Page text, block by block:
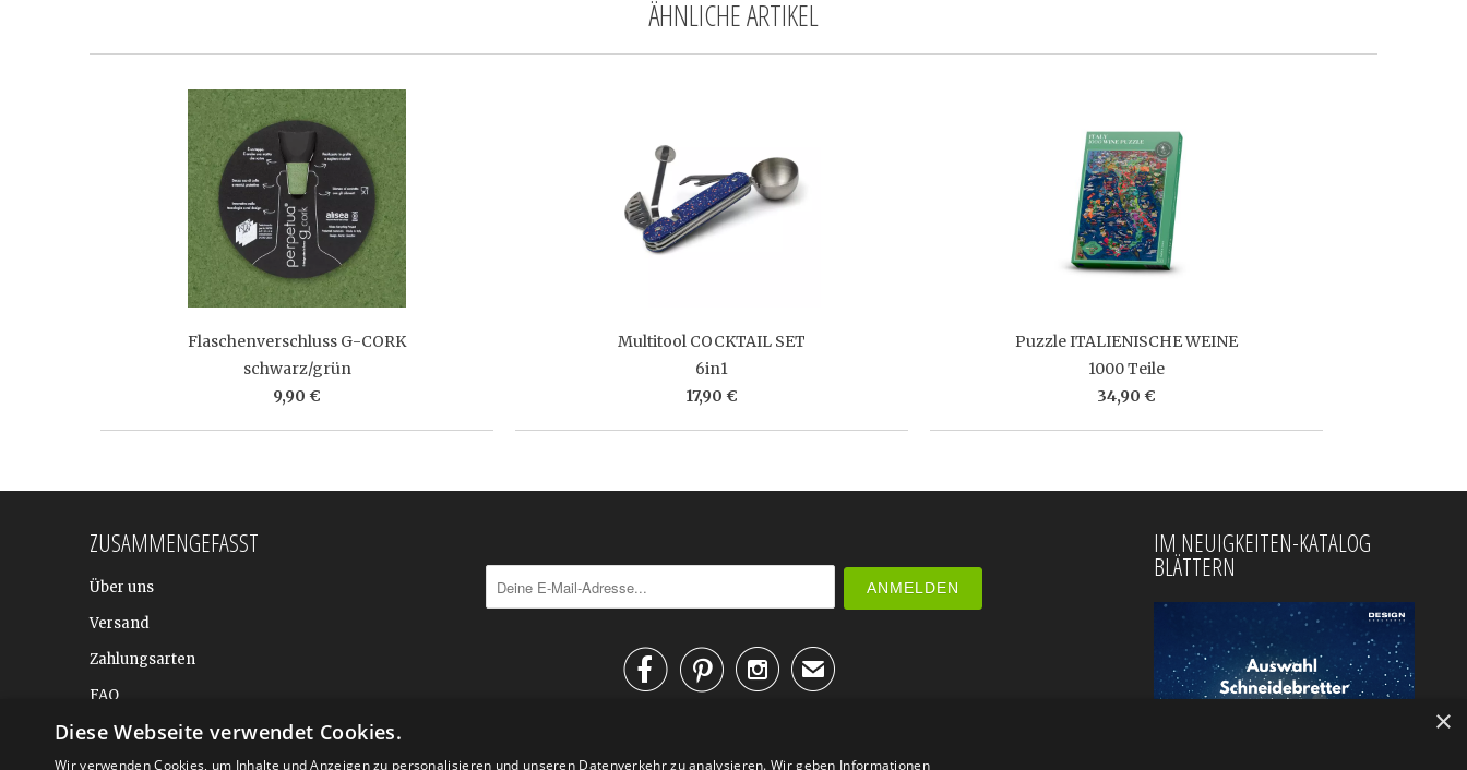
ÄHNLICHE ARTIKEL
Flaschenverschluss G-CORK
schwarz/grün
9,90 €
Multitool COCKTAIL SET
6in1
17,90 €
Puzzle ITALIENISCHE WEINE
1000 Teile
34,90 €
ZUSAMMENGEFASST
Über uns
Versand
Zahlungsarten
FAQ
BALTIC DESIGN SHOP
✉
IM NEUIGKEITEN-KATALOG
BLÄTTERN
×
Diese Webseite verwendet Cookies.
Wir verwenden Cookies, um Inhalte und Anzeigen zu personalisieren und unseren Datenverkehr zu analysieren. Wir geben Informationen